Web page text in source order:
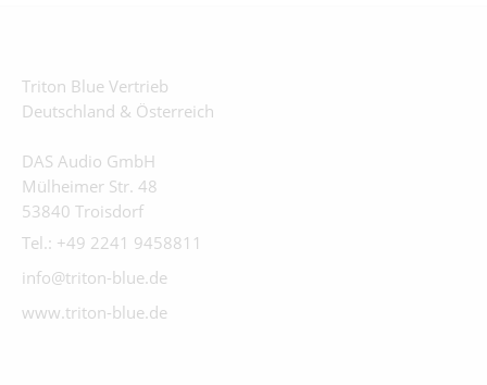
Triton Blue Vertrieb
Deutschland & Österreich
DAS Audio GmbH
Mülheimer Str. 48
53840 Troisdorf
Tel.: +49 2241 9458811
info@triton-blue.de
www.triton-blue.de